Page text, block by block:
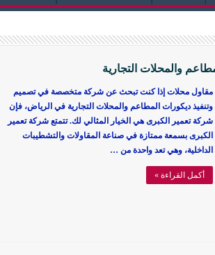
والمحلات التجارية
مقاول محلات إذا كنت تبحث عن شركة متخصصة في تصميم
وتنفيذ ديكورات المطاعم والمحلات التجارية في الرياض، فإن
شركة تعمير الكبرى هي الخيار المثالي لك. تتمتع شركة تعمير
الكبرى بسمعة ممتازة في صناعة المقاولات والتشطيبات
الداخلية، وهي تعد واحدة من …
أكمل القراءة »